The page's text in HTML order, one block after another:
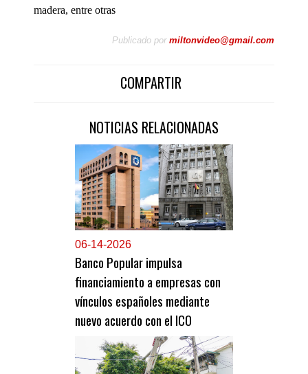
madera, entre otras
Publicado por miltonvideo@gmail.com
COMPARTIR
NOTICIAS RELACIONADAS
06-14-2026
Banco Popular impulsa
financiamiento a empresas con
vínculos españoles mediante
nuevo acuerdo con el ICO